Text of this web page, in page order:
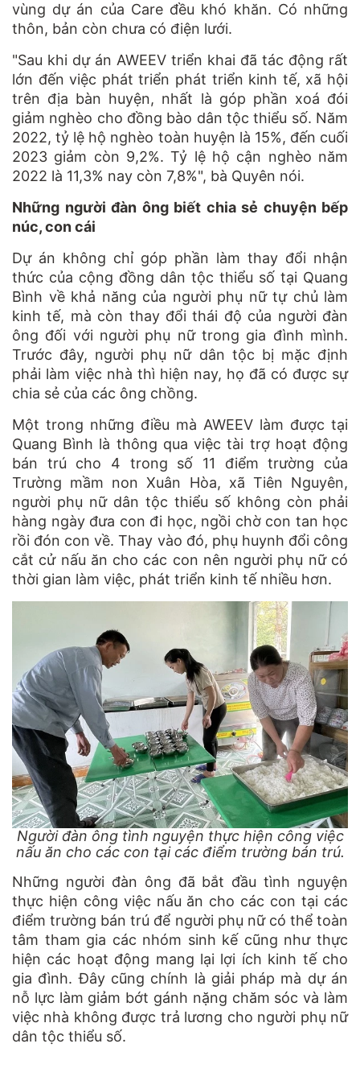
vùng dự án của Care đều khó khăn. Có những
thôn, bản còn chưa có điện lưới.
"Sau khi dự án AWEEV triển khai đã tác động rất
lớn đến việc phát triển phát triển kinh tế, xã hội
trên địa bàn huyện, nhất là góp phần xoá đói
giảm nghèo cho đồng bào dân tộc thiểu số. Năm
2022, tỷ lệ hộ nghèo toàn huyện là 15%, đến cuối
2023 giảm còn 9,2%. Tỷ lệ hộ cận nghèo năm
2022 là 11,3% nay còn 7,8%", bà Quyên nói.
Những người đàn ông biết chia sẻ chuyện bếp
núc, con cái
Dự án không chỉ góp phần làm thay đổi nhận
thức của cộng đồng dân tộc thiểu số tại Quang
Bình về khả năng của người phụ nữ tự chủ làm
kinh tế, mà còn thay đổi thái độ của người đàn
ông đối với người phụ nữ trong gia đình mình.
Trước đây, người phụ nữ dân tộc bị mặc định
phải làm việc nhà thì hiện nay, họ đã có được sự
chia sẻ của các ông chồng.
Một trong những điều mà AWEEV làm được tại
Quang Bình là thông qua việc tài trợ hoạt động
bán trú cho 4 trong số 11 điểm trường của
Trường mầm non Xuân Hòa, xã Tiên Nguyên,
người phụ nữ dân tộc thiểu số không còn phải
hàng ngày đưa con đi học, ngồi chờ con tan học
rồi đón con về. Thay vào đó, phụ huynh đổi công
cắt cử nấu ăn cho các con nên người phụ nữ có
thời gian làm việc, phát triển kinh tế nhiều hơn.
Người đàn ông tình nguyện thực hiện công việc
nấu ăn cho các con tại các điểm trường bán trú.
Những người đàn ông đã bắt đầu tình nguyện
thực hiện công việc nấu ăn cho các con tại các
điểm trường bán trú để người phụ nữ có thể toàn
tâm tham gia các nhóm sinh kế cũng như thực
hiện các hoạt động mang lại lợi ích kinh tế cho
gia đình. Đây cũng chính là giải pháp mà dự án
nỗ lực làm giảm bớt gánh nặng chăm sóc và làm
việc nhà không được trả lương cho người phụ nữ
dân tộc thiểu số.